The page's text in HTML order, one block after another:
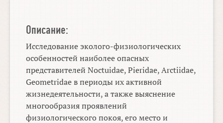
Описание:
Исследование эколого-физиологических
особенностей наиболее опасных
представителей Noctuidae, Pieridae, Arctiidae,
Geometridae в периоды их активной
жизнедеятельности, а также выяснение
многообразия проявлений
физиологического покоя, его место и